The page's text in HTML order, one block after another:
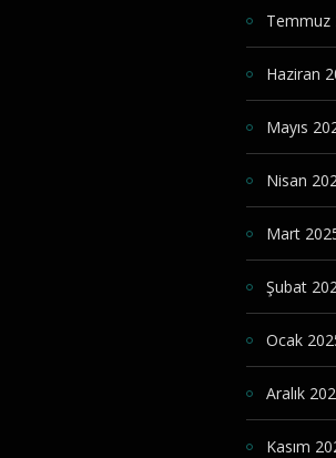
Temmuz
Haziran
Mayıs
Nisan
Mart
Şubat
Ocak
Aralık
Kasım